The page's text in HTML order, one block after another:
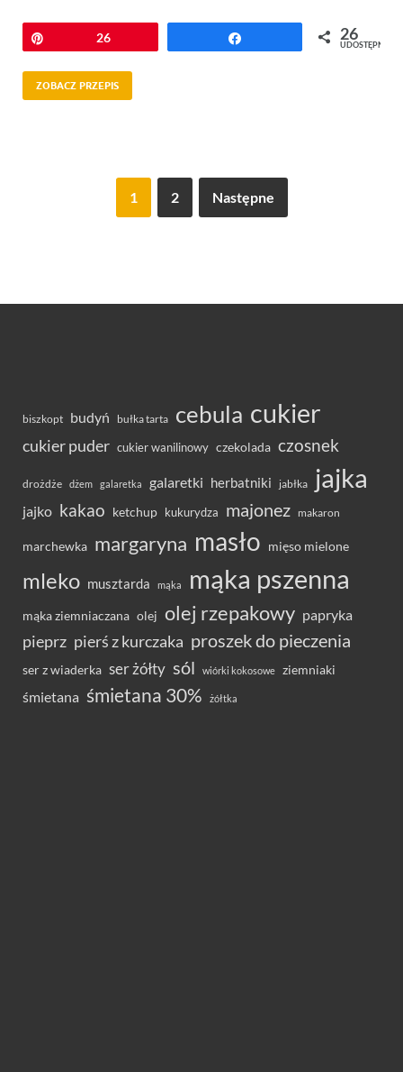
Przypnij26 26
UDOSTĘPNIEŃ
ZOBACZ PRZEPIS
1 2 Następne
biszkopt budyń bułka tarta cebula cukier
cukier puder cukier wanilinowy czekolada czosnek
drożdże dżem galaretka galaretki herbatniki jabłka jajka
jajko kakao ketchup kukurydza majonez makaron
marchewka margaryna masło mięso mielone
mleko musztarda mąka mąka pszenna
mąka ziemniaczana olej olej rzepakowy papryka
pieprz pierś z kurczaka proszek do pieczenia
ser z wiaderka ser żółty sól wiórki kokosowe ziemniaki
śmietana śmietana 30% żółtka